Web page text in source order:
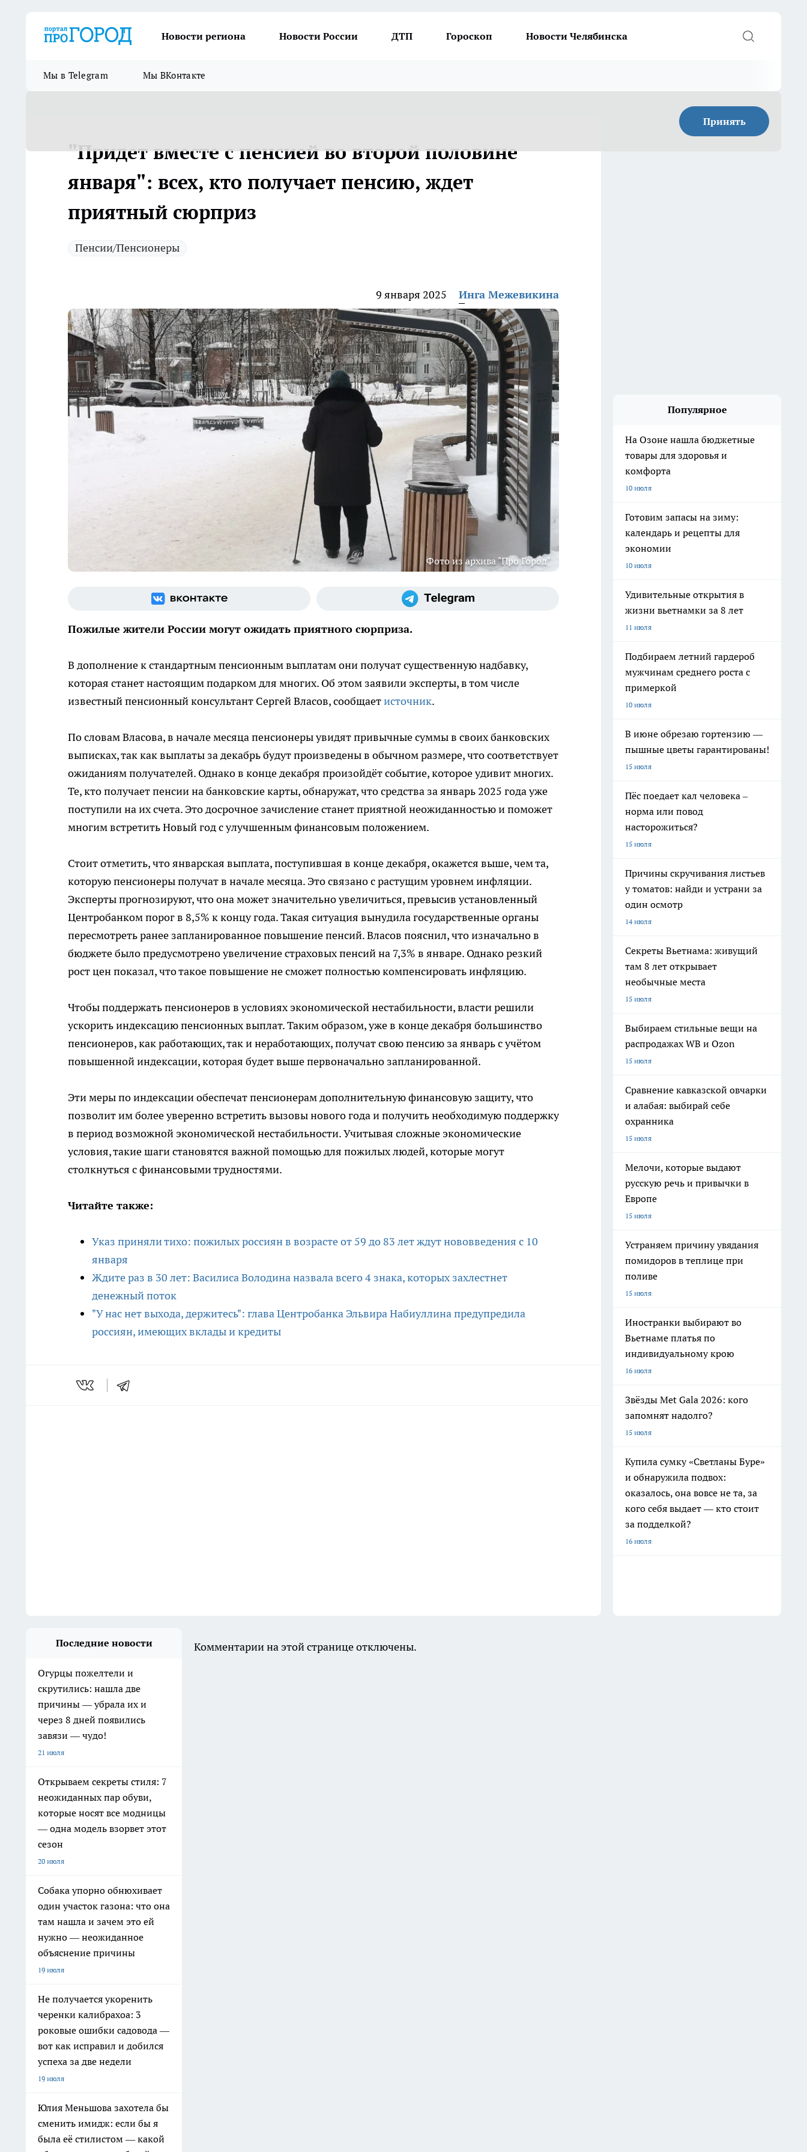
Новости региона Новости России ДТП Гороскоп Новости Челябинска
Мы в Telegram Мы ВКонтакте
Принять
"Придет вместе с пенсией во второй половине
января": всех, кто получает пенсию, ждет
приятный сюрприз
Пенсии/Пенсионеры
9 января 2025 Инга Межевикина
Фото из архива "Про Город"
Пожилые жители России могут ожидать приятного сюрприза.
В дополнение к стандартным пенсионным выплатам они получат существенную надбавку,
которая станет настоящим подарком для многих. Об этом заявили эксперты, в том числе
известный пенсионный консультант Сергей Власов, сообщаетисточник.
По словам Власова, в начале месяца пенсионеры увидят привычные суммы в своих банковских
выписках, так как выплаты за декабрь будут произведены в обычном размере, что соответствует
ожиданиям получателей. Однако в конце декабря произойдёт событие, которое удивит многих.
Те, кто получает пенсии на банковские карты, обнаружат, что средства за январь 2025 года уже
поступили на их счета. Это досрочное зачисление станет приятной неожиданностью и поможет
многим встретить Новый год с улучшенным финансовым положением.
Стоит отметить, что январская выплата, поступившая в конце декабря, окажется выше, чем та,
которую пенсионеры получат в начале месяца. Это связано с растущим уровнем инфляции.
Эксперты прогнозируют, что она может значительно увеличиться, превысив установленный
Центробанком порог в 8,5% к концу года. Такая ситуация вынудила государственные органы
пересмотреть ранее запланированное повышение пенсий. Власов пояснил, что изначально в
бюджете было предусмотрено увеличение страховых пенсий на 7,3% в январе. Однако резкий
рост цен показал, что такое повышение не сможет полностью компенсировать инфляцию.
Чтобы поддержать пенсионеров в условиях экономической нестабильности, власти решили
ускорить индексацию пенсионных выплат. Таким образом, уже в конце декабря большинство
пенсионеров, как работающих, так и неработающих, получат свою пенсию за январь с учётом
повышенной индексации, которая будет выше первоначально запланированной.
Эти меры по индексации обеспечат пенсионерам дополнительную финансовую защиту, что
позволит им более уверенно встретить вызовы нового года и получить необходимую поддержку
в период возможной экономической нестабильности. Учитывая сложные экономические
условия, такие шаги становятся важной помощью для пожилых людей, которые могут
столкнуться с финансовыми трудностями.
Читайте также:
Указ приняли тихо: пожилых россиян в возрасте от 59 до 83 лет ждут нововведения с 10
января
Ждите раз в 30 лет: Василиса Володина назвала всего 4 знака, которых захлестнет
денежный поток
"У нас нет выхода, держитесь": глава Центробанка Эльвира Набиуллина предупредила
россиян, имеющих вклады и кредиты
Популярное
На Озоне нашла бюджетные
товары для здоровья и
комфорта
10 июля
Готовим запасы на зиму:
календарь и рецепты для
экономии
10 июля
Удивительные открытия в
жизни вьетнамки за 8 лет
11 июля
Подбираем летний гардероб
мужчинам среднего роста с
примеркой
10 июля
В июне обрезаю гортензию —
пышные цветы гарантированы!
15 июля
Пёс поедает кал человека –
норма или повод
насторожиться?
15 июля
Причины скручивания листьев
у томатов: найди и устрани за
один осмотр
14 июля
Секреты Вьетнама: живущий
там 8 лет открывает
необычные места
15 июля
Выбираем стильные вещи на
распродажах WB и Ozon
15 июля
Сравнение кавказской овчарки
и алабая: выбирай себе
охранника
15 июля
Мелочи, которые выдают
русскую речь и привычки в
Европе
15 июля
Устраняем причину увядания
помидоров в теплице при
поливе
15 июля
Иностранки выбирают во
Вьетнаме платья по
индивидуальному крою
16 июля
Звёзды Met Gala 2026: кого
запомнят надолго?
15 июля
Купила сумку «Светланы Буре»
и обнаружила подвох:
оказалось, она вовсе не та, за
кого себя выдает — кто стоит
за подделкой?
16 июля
Последние новости
Огурцы пожелтели и
скрутились: нашла две
причины — убрала их и
через 8 дней появились
завязи — чудо!
21 июля
Открываем секреты стиля: 7
неожиданных пар обуви,
которые носят все модницы
— одна модель взорвет этот
сезон
20 июля
Собака упорно обнюхивает
один участок газона: что она
там нашла и зачем это ей
нужно — неожиданное
объяснение причины
19 июля
Не получается укоренить
черенки калибрахоа: 3
роковые ошибки садовода —
вот как исправил и добился
успеха за две недели
19 июля
Юлия Меньшова захотела бы
сменить имидж: если бы я
была её стилистом — какой
Комментарии на этой странице отключены.